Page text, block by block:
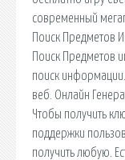
современный
Поиск Предметов
Поиск Предметов
поиск
веб. Онлайн
Чтобы получить
поддержки
получить любую.